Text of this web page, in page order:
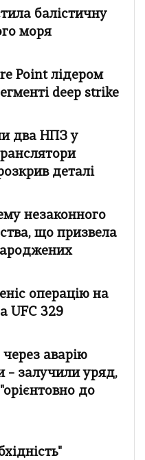
балістичну
моря
Point лідером
deep strike
два НПЗ у
деталі
незаконного
що призвела
операцію на
UFC 329
аварію
– залучили уряд,
до